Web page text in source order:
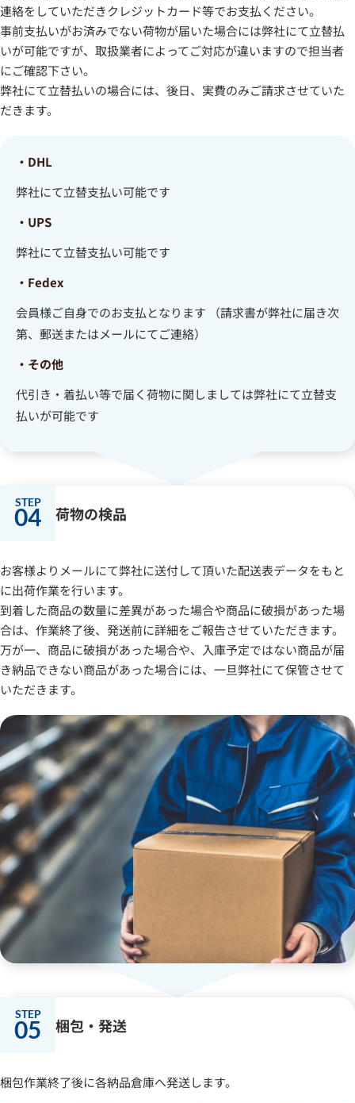
連絡をしていただきクレジットカード等でお支払ください。
事前支払いがお済みでない荷物が届いた場合には弊社にて立替払
いが可能ですが、取扱業者によってご対応が違いますので担当者
にご確認下さい。
弊社にて立替払いの場合には、後日、実費のみご請求させていた
だきます。
・DHL
弊社にて立替支払い可能です
・UPS
弊社にて立替支払い可能です
・Fedex
会員様ご自身でのお支払となります （請求書が弊社に届き次
第、郵送またはメールにてご連絡）
・その他
代引き・着払い等で届く荷物に関しましては弊社にて立替支
払いが可能です
04 荷物の検品
お客様よりメールにて弊社に送付して頂いた配送表データをもと
に出荷作業を行います。
到着した商品の数量に差異があった場合や商品に破損があった場
合は、作業終了後、発送前に詳細をご報告させていただきます。
万が一、商品に破損があった場合や、入庫予定ではない商品が届
き納品できない商品があった場合には、一旦弊社にて保管させて
いただきます。
05 梱包・発送
梱包作業終了後に各納品倉庫へ発送します。